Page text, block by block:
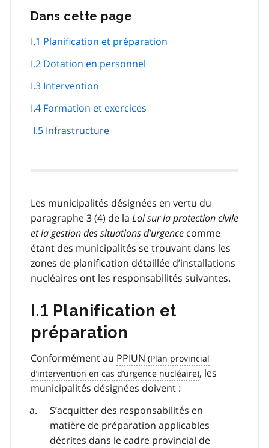
Dans cette page
navigation
page
I.1 Planification et préparation
I.2 Dotation en personnel
I.3 Intervention
I.4 Formation et exercices
I.5 Infrastructure
Les municipalités désignées en vertu du
paragraphe 3 (4) de la Loi sur la protection civile
et la gestion des situations d’urgence comme
étant des municipalités se trouvant dans les
zones de planification détaillée d’installations
nucléaires ont les responsabilités suivantes.
I.1 Planification et
préparation
Conformément au PPIUN
, les
municipalités désignées doivent :
S’acquitter des responsabilités en
matière de préparation applicables
décrites dans le cadre provincial de